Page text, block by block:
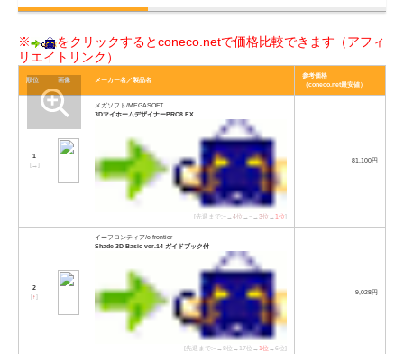
※
をクリックするとconeco.netで価格比較できます（アフィ
リエイトリンク）
順位 画像 メーカー名／製品名
参考価格
（coneco.net最安値）
1
[→ ]
メガソフト/MEGASOFT
3DマイホームデザイナーPRO8 EX
[先週まで:−→4位 →−→3位 →1位]
81,100円
2
[↑]
イーフロンティア/e-frontier
Shade 3D Basic ver.14 ガイドブック付
[先週まで:−→8位→17位→1位 →6位]
9,028円